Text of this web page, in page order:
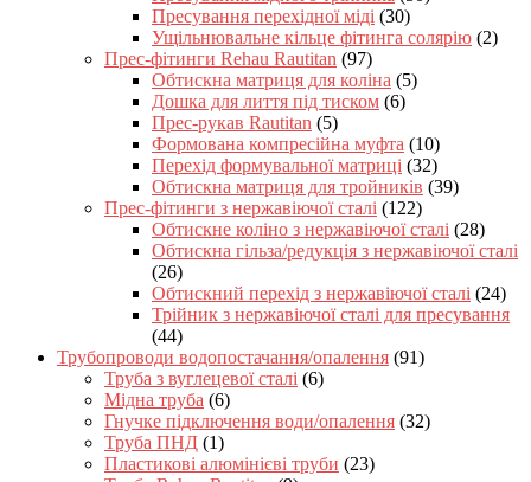
Пресування перехідної міді (30)
Ущільнювальне кільце фітинга солярію (2)
Прес-фітинги Rehau Rautitan (97)
Обтискна матриця для коліна (5)
Дошка для лиття під тиском (6)
Прес-рукав Rautitan (5)
Формована компресійна муфта (10)
Перехід формувальної матриці (32)
Обтискна матриця для тройників (39)
Прес-фітинги з нержавіючої сталі (122)
Обтискне коліно з нержавіючої сталі (28)
Обтискна гільза/редукція з нержавіючої сталі
(26)
Обтискний перехід з нержавіючої сталі (24)
Трійник з нержавіючої сталі для пресування
(44)
Трубопроводи водопостачання/опалення (91)
Труба з вуглецевої сталі (6)
Мідна труба (6)
Гнучке підключення води/опалення (32)
Труба ПНД (1)
Пластикові алюмінієві труби (23)